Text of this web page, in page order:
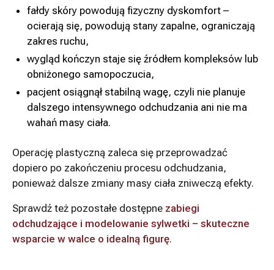
fałdy skóry powodują fizyczny dyskomfort –
ocierają się, powodują stany zapalne, ograniczają
zakres ruchu,
wygląd kończyn staje się źródłem kompleksów lub
obniżonego samopoczucia,
pacjent osiągnął stabilną wagę, czyli nie planuje
dalszego intensywnego odchudzania ani nie ma
wahań masy ciała.
Operację plastyczną zaleca się przeprowadzać
dopiero po zakończeniu procesu odchudzania,
ponieważ dalsze zmiany masy ciała zniweczą efekty.
Sprawdź też pozostałe dostępne zabiegi
odchudzające i modelowanie sylwetki – skuteczne
wsparcie w walce o idealną figurę.